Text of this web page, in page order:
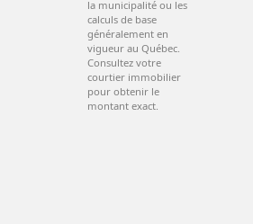
la municipalité ou les
calculs de base
généralement en
vigueur au Québec.
Consultez votre
courtier immobilier
pour obtenir le
montant exact.